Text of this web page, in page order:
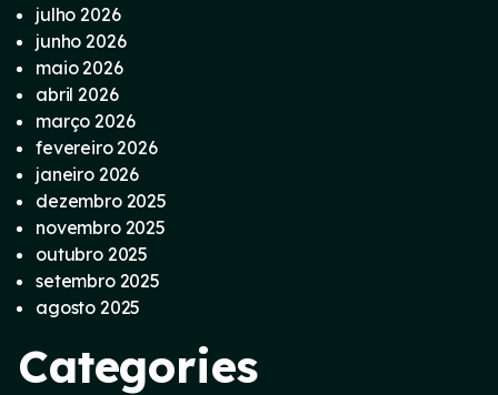
julho 2026
junho 2026
maio 2026
abril 2026
março 2026
fevereiro 2026
janeiro 2026
dezembro 2025
novembro 2025
outubro 2025
setembro 2025
agosto 2025
Categories